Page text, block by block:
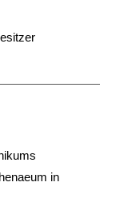
in